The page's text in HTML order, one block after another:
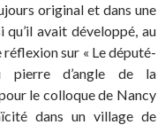
original et dans une
qu’il avait développé, au
réflexion sur « Le député-
pierre d’angle de la
le colloque de Nancy
dans un village de